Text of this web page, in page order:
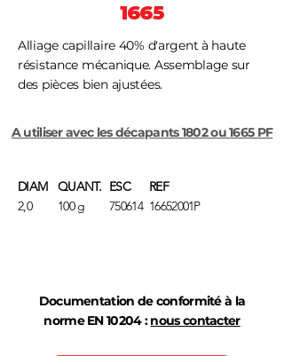
1665
Alliage capillaire 40% d'argent à haute
résistance mécanique. Assemblage sur
des pièces bien ajustées.
A utiliser avec les décapants 1802 ou 1665 PF
DIAM
2,0
QUANT.
100 g
ESC
750614
REF
16652001P
Documentation de conformité à la
norme EN 10204 :nous contacter